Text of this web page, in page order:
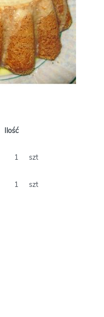
Ilość
1 szt
1 szt